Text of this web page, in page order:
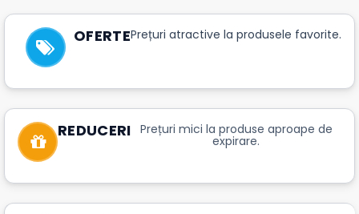
OFERTEPrețuri atractive la produsele favorite.
REDUCERI Prețuri mici la produse aproape de
expirare.